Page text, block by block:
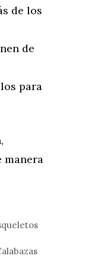
de los
de
para
manera